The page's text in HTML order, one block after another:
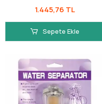
1.445,76 TL
Sepete Ekle